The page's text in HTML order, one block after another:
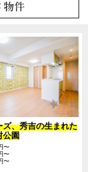
物件
ズ、秀吉の生まれた
公園
〜
〜
〜